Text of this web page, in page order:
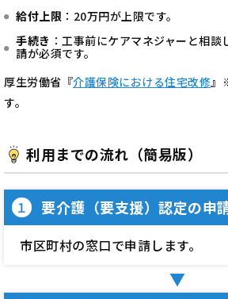
給付上限 ：20万円が上限です。
手続き ：工事前にケアマネジャーと相
請が必須です。
厚生労働省『介護保険における住宅改修』
す。
利用までの流れ（簡易版）
１ 要介護（要支援）認定の申
市区町村の窓口で申請します。